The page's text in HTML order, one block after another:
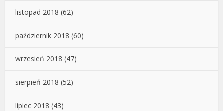
listopad 2018 (62)
październik 2018 (60)
wrzesień 2018 (47)
sierpień 2018 (52)
lipiec 2018 (43)